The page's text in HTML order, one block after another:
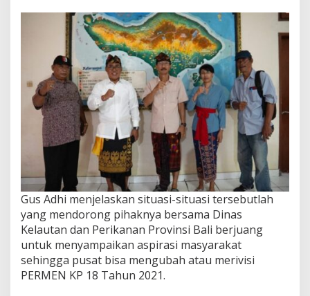
Gus Adhi menjelaskan situasi-situasi tersebutlah
yang mendorong pihaknya bersama Dinas
Kelautan dan Perikanan Provinsi Bali berjuang
untuk menyampaikan aspirasi masyarakat
sehingga pusat bisa mengubah atau merivisi
PERMEN KP 18 Tahun 2021.